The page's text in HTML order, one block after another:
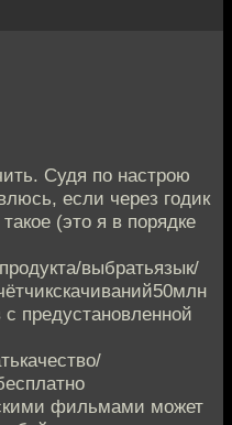
Судя по настрою
если через годик
(это я в порядке
выбратьязык/
предустановленной
фильмами может